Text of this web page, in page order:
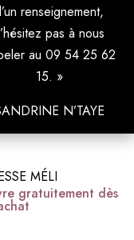
renseignement,
pas à nous
au 09 54 25 62
15. »
N’TAYE
MÉLI
gratuitement dès